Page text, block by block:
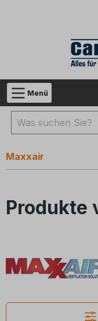
Zum
Menü
Maxxair
Produkte